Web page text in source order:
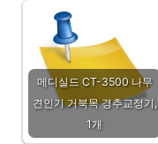
메디실드 CT-3500 나무
견인기 거북목 경추교정기,
1개